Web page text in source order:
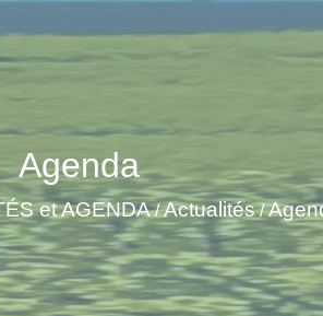
Agenda
et AGENDA/Actualités/